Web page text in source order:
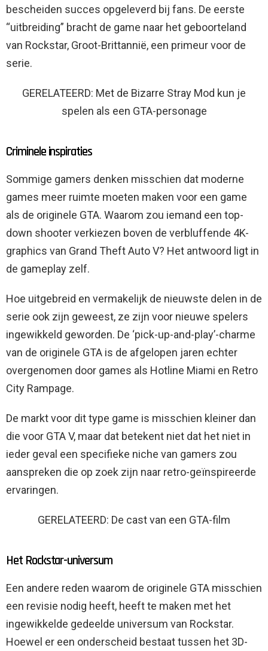
bescheiden succes opgeleverd bij fans. De eerste
“uitbreiding” bracht de game naar het geboorteland
van Rockstar, Groot-Brittannië, een primeur voor de
serie.
GERELATEERD: Met de Bizarre Stray Mod kun je
spelen als een GTA-personage
Criminele inspiraties
Sommige gamers denken misschien dat moderne
games meer ruimte moeten maken voor een game
als de originele GTA. Waarom zou iemand een top-
down shooter verkiezen boven de verbluffende 4K-
graphics van Grand Theft Auto V? Het antwoord ligt in
de gameplay zelf.
Hoe uitgebreid en vermakelijk de nieuwste delen in de
serie ook zijn geweest, ze zijn voor nieuwe spelers
ingewikkeld geworden. De ‘pick-up-and-play’-charme
van de originele GTA is de afgelopen jaren echter
overgenomen door games als Hotline Miami en Retro
City Rampage.
De markt voor dit type game is misschien kleiner dan
die voor GTA V, maar dat betekent niet dat het niet in
ieder geval een specifieke niche van gamers zou
aanspreken die op zoek zijn naar retro-geïnspireerde
ervaringen.
GERELATEERD: De cast van een GTA-film
Het Rockstar-universum
Een andere reden waarom de originele GTA misschien
een revisie nodig heeft, heeft te maken met het
ingewikkelde gedeelde universum van Rockstar.
Hoewel er een onderscheid bestaat tussen het 3D-